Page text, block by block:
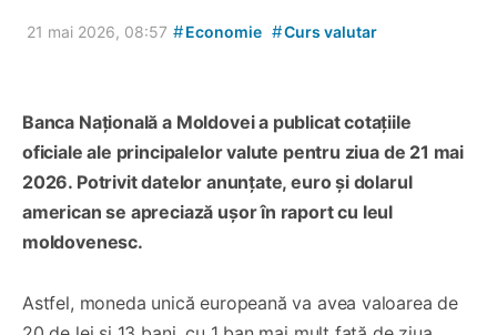
21 mai 2026, 08:57 #Economie #Curs valutar
Banca Națională a Moldovei a publicat cotațiile
oficiale ale principalelor valute pentru ziua de 21 mai
2026. Potrivit datelor anunțate, euro și dolarul
american se apreciază ușor în raport cu leul
moldovenesc.
Astfel, moneda unică europeană va avea valoarea de